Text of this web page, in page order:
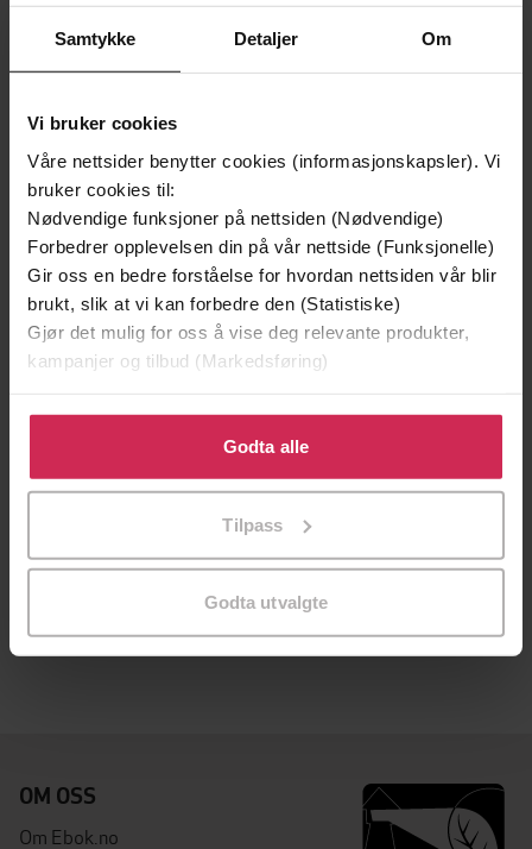
Samtykke Detaljer Om
Vi bruker cookies
Våre nettsider benytter cookies (informasjonskapsler). Vi
bruker cookies til:
Nødvendige funksjoner på nettsiden (Nødvendige)
Forbedrer opplevelsen din på vår nettside (Funksjonelle)
Gir oss en bedre forståelse for hvordan nettsiden vår blir
brukt, slik at vi kan forbedre den (Statistiske)
Gjør det mulig for oss å vise deg relevante produkter,
kampanjer og tilbud (Markedsføring)
Klikk på «Godta alle» for å gi oss ditt samtykke til å
bruke cookies for alle disse formålene. Du kan også
tilpasse ditt samtykke til spesifikke formål ved å klikke
Godta alle
Tilpass
Godta utvalgte
236,-
Emigrants
James Evans
177,-
Merchant Adventurers
James Evans
154,-
OM OSS
Om Ebok.no